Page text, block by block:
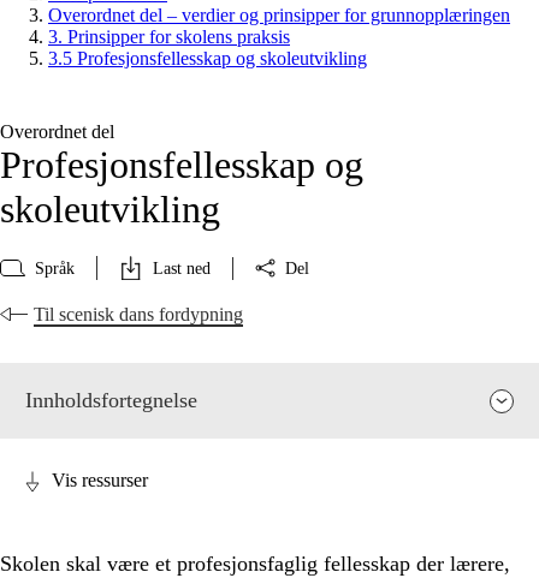
Overordnet del – verdier og prinsipper for grunnopplæringen
3. Prinsipper for skolens praksis
3.5 Profesjonsfellesskap og skoleutvikling
Overordnet del
Profesjonsfellesskap og
skoleutvikling
Språk Last ned Del
Til scenisk dans fordypning
Innholdsfortegnelse
Vis ressurser
Skolen skal være et profesjonsfaglig fellesskap der lærere,